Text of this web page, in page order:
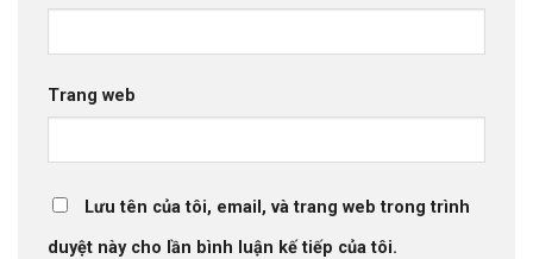
Trang web
Lưu tên của tôi, email, và trang web trong trình
duyệt này cho lần bình luận kế tiếp của tôi.